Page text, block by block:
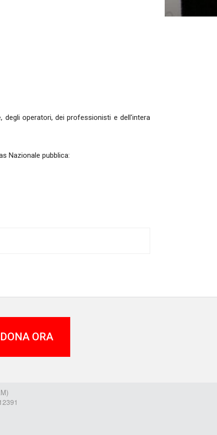
operatori, dei professionisti e dell'intera
Nazionale pubblica:
DONA ORA